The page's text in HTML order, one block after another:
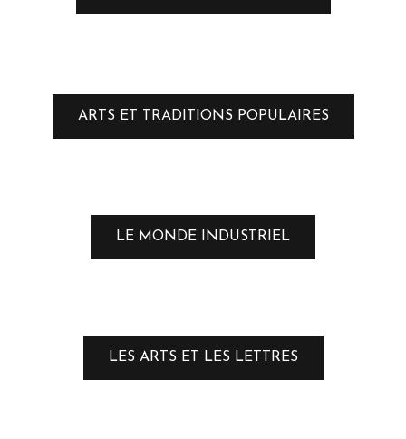
ARTS ET TRADITIONS POPULAIRES
LE MONDE INDUSTRIEL
LES ARTS ET LES LETTRES